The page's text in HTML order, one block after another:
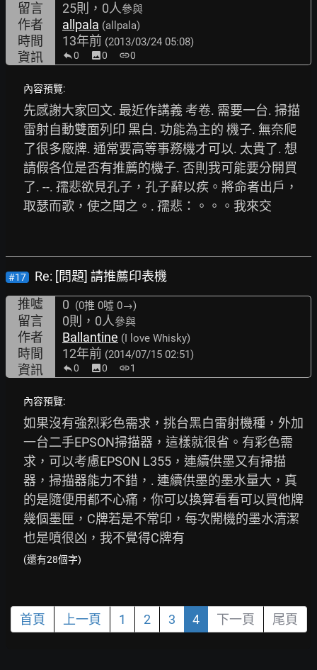
留言 25則，0人參與
作者 allpala (allpala)
時間 13年前 (2013/03/24 05:08)
資訊 0 image0 link0
內容預覽:
先感謝大家回文. 最近作講義 考卷. 需要一台. 掃描
雷射自動雙面列印 黑白. 功能為主的 機子. 無奈爬
了很多廠牌. 通常要高等事務機才可以. 太貴了. 想
請假各位是否有推薦的機子. 否則我可能要分開買
了. --. 孺悲欲見孔子，孔子辭以疾。將命者出戶，
取瑟而歌，使之聞之。. 孺悲：。。。我來交
#17
Re: [問題] 請推薦印表機
推噓
0 (0推 0噓 0→)
留言 0則，0人參與
作者 Ballantine (I love Whisky)
時間 12年前 (2014/07/15 02:51)
資訊 0 image0 link1
內容預覽:
如果沒有強烈彩色需求，挑台黑白雷射機種，外加
一台二手EPSON掃描器，這樣就很省。有彩色需
求，可以考慮EPSON L355，連續供墨又有掃描
器，掃描器能力不錯，. 連續供墨的墨水量大，真
的是隨便用都不心痛，你可以換算看看可以買他牌
幾個墨匣，C牌若是不常印，每次開機的墨水清潔
也是噴很凶，我不覺得C牌有
(還有28個字)
首頁 上一頁 1 2 3 4 下一頁 尾頁